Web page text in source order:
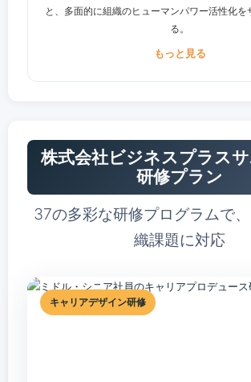
人のための「仕事のミスゼロ」チェックリス
版 『早く帰りたい! 仕事術 3時間分のムダがな
なぜか愛される女（ひと）の8つの習慣』 SB
ー 『今日からできる！日常業務の事務改
『事務職のためのミスゼロ仕事術』 アイ
●実 績 SMBCコンサルティング株式会社、み
テクノロジーズ株式会社、三菱UFJリサーチ＆
地域経済研究センター、株式会社NCBリサーチ
済新聞社、 株式会社三十三総研、株式会社百
一般財団法人静岡経済研究所、一般財団法人長
一般財団法人北陸経済研究所、 公益財団法人
と、多面的に組織のヒューマンパワー活性化を
る。
至る ◆2016年 組織変革プロセスファシリ
◆2020年 ITコーディネータ 認定
●担当分野 ◆階層別（新入社員／中堅社員／
者） ◆ビジネススキル研修（業務改善／プレ
スキル／ミスゼロ） ◆組織変革（マニュアル
ームの見える化） ◆PCスキル改善（Excel
ニケーション／チームビルディング） ◆女性
リア支援／ワーク・ライフ・マネジメント／リ
もっと見る
株式会社ビジネスプラス
研修プラン
37の多彩な研修プログラムで
織課題に対応
キャリアデザイン研修